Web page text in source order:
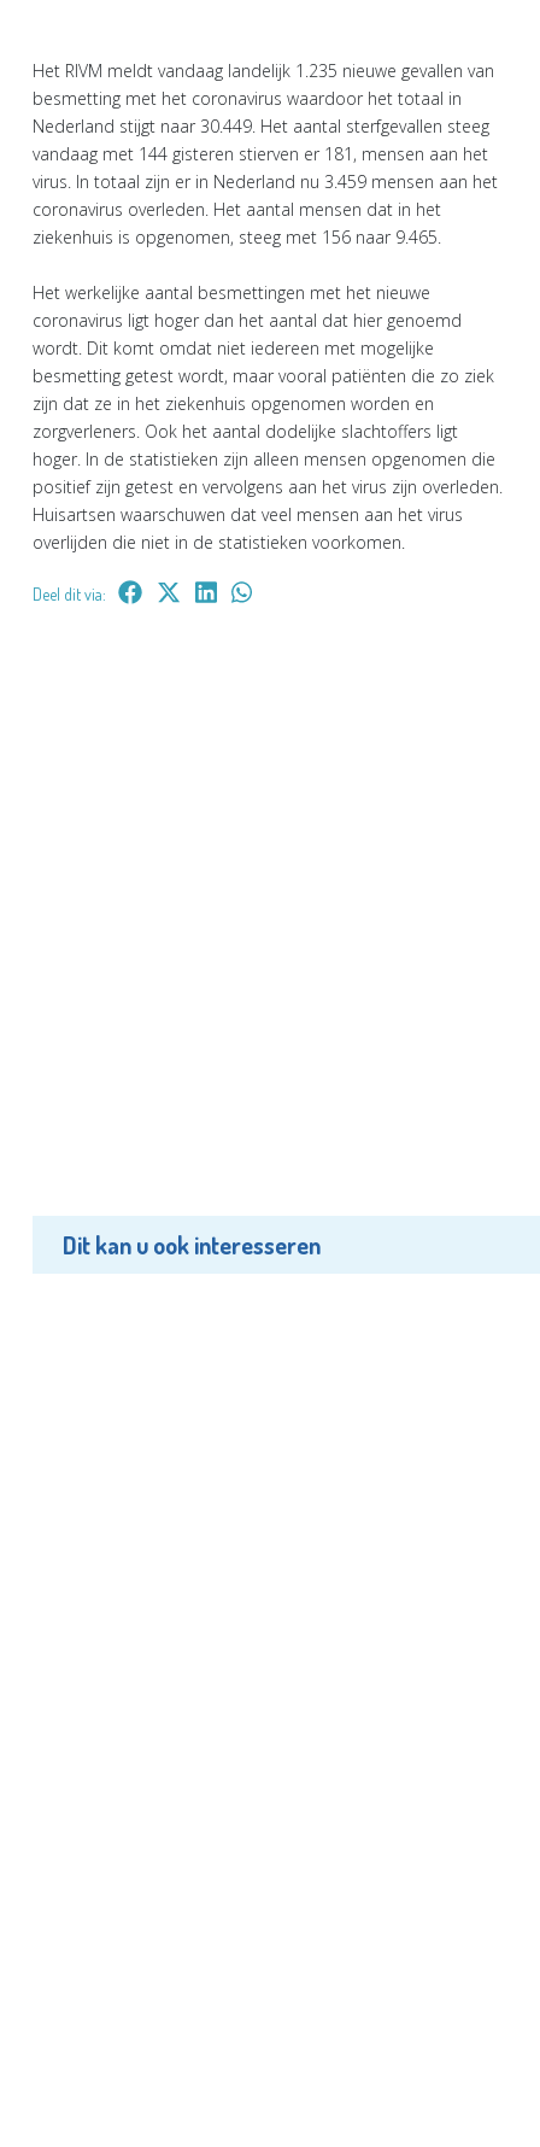
Het RIVM meldt vandaag landelijk 1.235 nieuwe gevallen van
besmetting met het coronavirus waardoor het totaal in
Nederland stijgt naar 30.449. Het aantal sterfgevallen steeg
vandaag met 144 gisteren stierven er 181, mensen aan het
virus. In totaal zijn er in Nederland nu 3.459 mensen aan het
coronavirus overleden. Het aantal mensen dat in het
ziekenhuis is opgenomen, steeg met 156 naar 9.465.
Het werkelijke aantal besmettingen met het nieuwe
coronavirus ligt hoger dan het aantal dat hier genoemd
wordt. Dit komt omdat niet iedereen met mogelijke
besmetting getest wordt, maar vooral patiënten die zo ziek
zijn dat ze in het ziekenhuis opgenomen worden en
zorgverleners. Ook het aantal dodelijke slachtoffers ligt
hoger. In de statistieken zijn alleen mensen opgenomen die
positief zijn getest en vervolgens aan het virus zijn overleden.
Huisartsen waarschuwen dat veel mensen aan het virus
overlijden die niet in de statistieken voorkomen.
Deel dit via:
Dit kan u ook interesseren